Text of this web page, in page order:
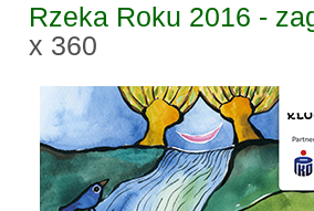
Rzeka Roku 2016 -
x 360